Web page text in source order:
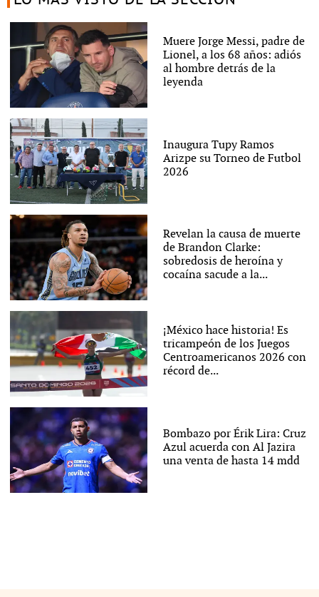
Muere Jorge Messi, padre de
Lionel, a los 68 años: adiós
al hombre detrás de la
leyenda
Inaugura Tupy Ramos
Arizpe su Torneo de Futbol
2026
Revelan la causa de muerte
de Brandon Clarke:
sobredosis de heroína y
cocaína sacude a la...
¡México hace historia! Es
tricampeón de los Juegos
Centroamericanos 2026 con
récord de...
Bombazo por Érik Lira: Cruz
Azul acuerda con Al Jazira
una venta de hasta 14 mdd